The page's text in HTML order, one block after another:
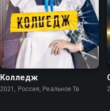
7.7
Колледж
2021, Россия, Реальное Тв